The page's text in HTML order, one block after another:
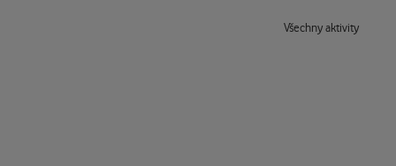
Všechny aktivity